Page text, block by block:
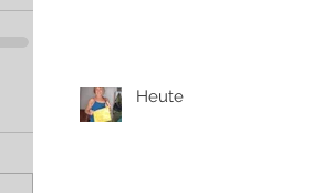
Heute